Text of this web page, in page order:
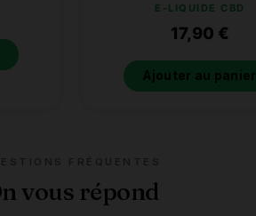
E-LIQUIDE CBD
17,90 €
Ajouter au panier
vous répond